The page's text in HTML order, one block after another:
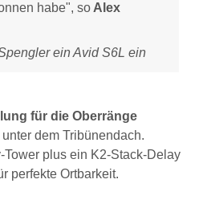
habe", so Alex
ein Avid S6L ein
für die Oberränge
dem Tribünendach.
plus ein K2-Stack-Delay
perfekte Ortbarkeit.